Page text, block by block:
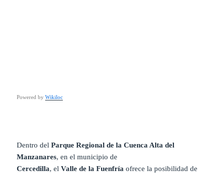
Powered byWikiloc
Dentro delParque Regional de la Cuenca Alta del
Manzanares, en el municipio de
Cercedilla, el Valle de la Fuenfríaofrece la posibilidad de